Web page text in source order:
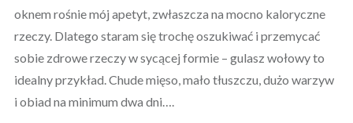
oknem rośnie mój apetyt, zwłaszcza na mocno kaloryczne
rzeczy. Dlatego staram się trochę oszukiwać i przemycać
sobie zdrowe rzeczy w sycącej formie – gulasz wołowy to
idealny przykład. Chude mięso, mało tłuszczu, dużo warzyw
i obiad na minimum dwa dni….